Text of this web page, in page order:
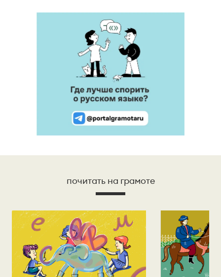
почитать на грамоте